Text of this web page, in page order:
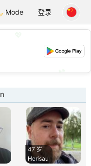
Mode 登录
47 岁
Herisau